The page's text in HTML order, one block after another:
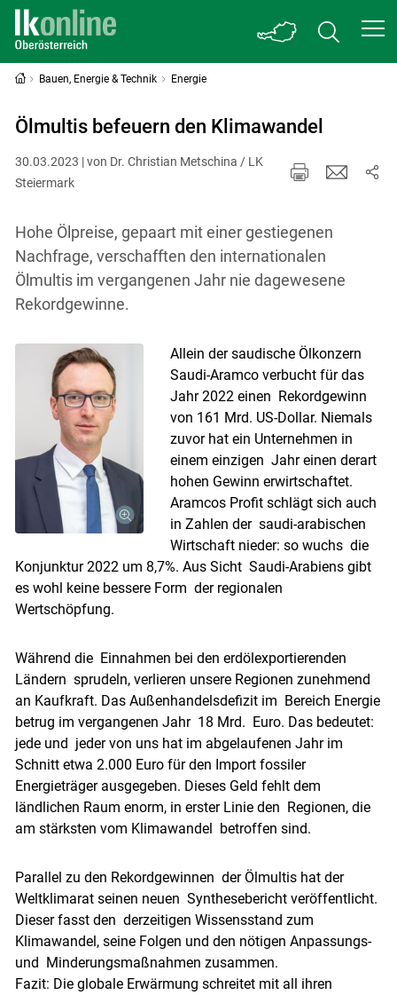
Skip to main content
Bauen, Energie & Technik Energie
Ölmultis befeuern den Klimawandel
30.03.2023 | von Dr. Christian Metschina / LK
Steiermark
Hohe Ölpreise, gepaart mit einer gestiegenen
Nachfrage, verschafften den internationalen
Ölmultis im vergangenen Jahr nie dagewesene
Rekordgewinne.
Allein der saudische Ölkonzern
Saudi-Aramco verbucht für das
Jahr 2022 einen Rekordgewinn
von 161 Mrd. US-Dollar. Niemals
zuvor hat ein Unternehmen in
einem einzigen Jahr einen derart
hohen Gewinn erwirtschaftet.
Aramcos Profit schlägt sich auch
in Zahlen der saudi-arabischen
Wirtschaft nieder: so wuchs die
Konjunktur 2022 um 8,7%. Aus Sicht Saudi-Arabiens gibt
es wohl keine bessere Form der regionalen
Wertschöpfung.
Während die Einnahmen bei den erdölexportierenden
Ländern sprudeln, verlieren unsere Regionen zunehmend
an Kaufkraft. Das Außenhandelsdefizit im Bereich Energie
betrug im vergangenen Jahr 18 Mrd. Euro. Das bedeutet:
jede und jeder von uns hat im abgelaufenen Jahr im
Schnitt etwa 2.000 Euro für den Import fossiler
Energieträger ausgegeben. Dieses Geld fehlt dem
ländlichen Raum enorm, in erster Linie den Regionen, die
am stärksten vom Klimawandel betroffen sind.
Parallel zu den Rekordgewinnen der Ölmultis hat der
Weltklimarat seinen neuen Synthesebericht veröffentlicht.
Dieser fasst den derzeitigen Wissensstand zum
Klimawandel, seine Folgen und den nötigen Anpassungs-
und Minderungsmaßnahmen zusammen.
Fazit: Die globale Erwärmung schreitet mit all ihren